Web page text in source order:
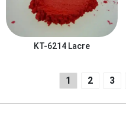
KT-6214 Lacre
1 2 3